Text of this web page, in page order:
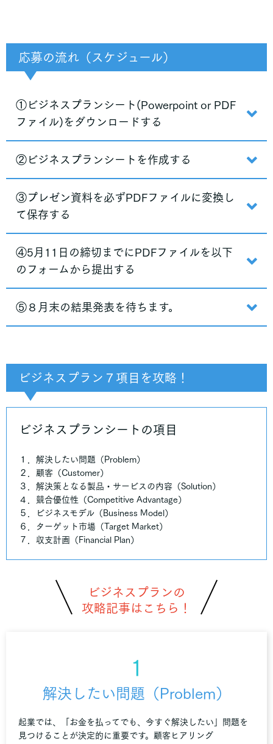
応募の流れ（スケジュール）
①ビジネスプランシート(Powerpoint or PDF
ファイル)をダウンロードする
②ビジネスプランシートを作成する
③プレゼン資料を必ずPDFファイルに変換し
て保存する
④5月11日の締切までにPDFファイルを以下
のフォームから提出する
⑤８月末の結果発表を待ちます。
ビジネスプラン ７項目を攻略！
ビジネスプランシートの項目
１．解決したい問題（Problem）
２．顧客（Customer）
３．解決策となる製品・サービスの内容（Solution）
４．競合優位性（Competitive Advantage）
５．ビジネスモデル（Business Model）
６．ターゲット市場（Target Market）
７．収支計画（Financial Plan）
ビジネスプランの
攻略記事はこちら！
1
解決したい問題（Problem）
起業では、「お金を払ってでも、今すぐ解決したい」問題を
見つけることが決定的に重要です。顧客ヒアリング